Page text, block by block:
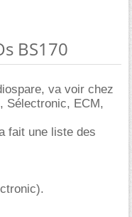
BS170
va voir chez
Sélectronic, ECM,
fait une liste des